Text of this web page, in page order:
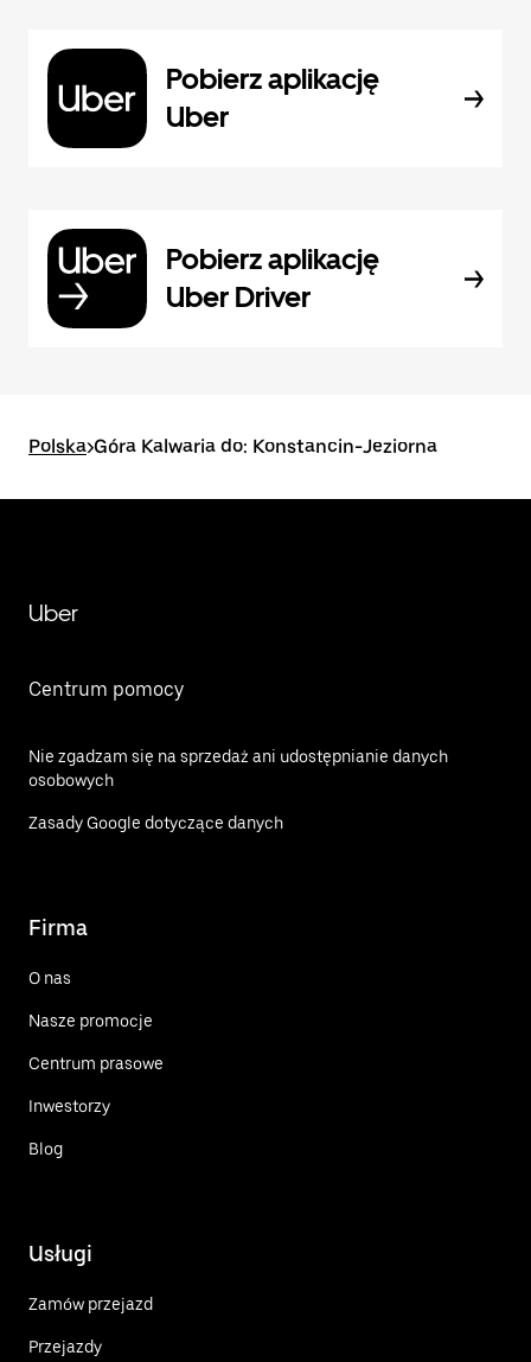
Pobierz aplikację
Uber
Pobierz aplikację
Uber Driver
Polska>Góra Kalwaria do: Konstancin-Jeziorna
Uber
Centrum pomocy
Nie zgadzam się na sprzedaż ani udostępnianie danych
osobowych
Zasady Google dotyczące danych
Firma
O nas
Nasze promocje
Centrum prasowe
Inwestorzy
Blog
Usługi
Zamów przejazd
Przejazdy